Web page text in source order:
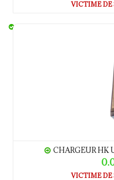
VICTIME DE
CHARGEUR HK USP
CHARGEUR HK
VICTIME DE